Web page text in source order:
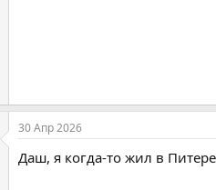
30 Апр 2026
Даш, я когда-то жил в